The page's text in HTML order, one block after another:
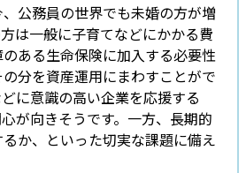
公務員の世界でも未婚の方が増
は一般に子育てなどにかかる費
ある生命保険に加入する必要性
分を資産運用にまわすことがで
に意識の高い企業を応援する
が向きそうです。一方、長期的
か、といった切実な課題に備え